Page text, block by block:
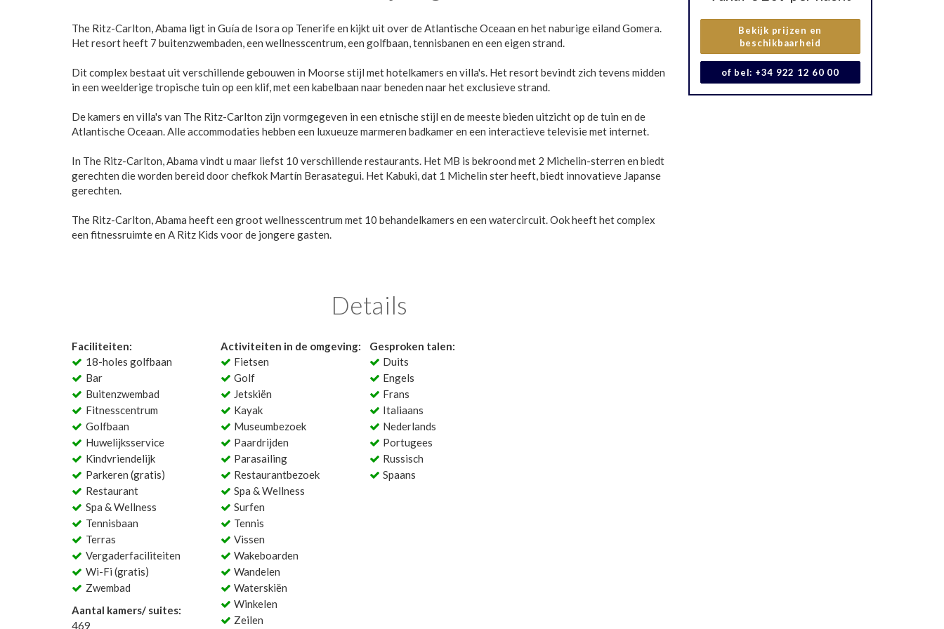
Bekijk prijzen en
beschikbaarheid
of bel: +34 922 12 60 00
The Ritz-Carlton, Abama ligt in Guía de Isora op Tenerife en kijkt uit over de Atlantische Oceaan en het naburige eiland Gomera.
Het resort heeft 7 buitenzwembaden, een wellnesscentrum, een golfbaan, tennisbanen en een eigen strand.
Dit complex bestaat uit verschillende gebouwen in Moorse stijl met hotelkamers en villa's. Het resort bevindt zich tevens midden
in een weelderige tropische tuin op een klif, met een kabelbaan naar beneden naar het exclusieve strand.
De kamers en villa's van The Ritz-Carlton zijn vormgegeven in een etnische stijl en de meeste bieden uitzicht op de tuin en de
Atlantische Oceaan. Alle accommodaties hebben een luxueuze marmeren badkamer en een interactieve televisie met internet.
In The Ritz-Carlton, Abama vindt u maar liefst 10 verschillende restaurants. Het MB is bekroond met 2 Michelin-sterren en biedt
gerechten die worden bereid door chefkok Martín Berasategui. Het Kabuki, dat 1 Michelin ster heeft, biedt innovatieve Japanse
gerechten.
The Ritz-Carlton, Abama heeft een groot wellnesscentrum met 10 behandelkamers en een watercircuit. Ook heeft het complex
een fitnessruimte en A Ritz Kids voor de jongere gasten.
Details
Faciliteiten:
18-holes golfbaan
Bar
Buitenzwembad
Fitnesscentrum
Golfbaan
Huwelijksservice
Kindvriendelijk
Parkeren (gratis)
Restaurant
Spa & Wellness
Tennisbaan
Terras
Vergaderfaciliteiten
Wi-Fi (gratis)
Zwembad
Aantal kamers/ suites:
469
Activiteiten in de omgeving:
Fietsen
Golf
Jetskiën
Kayak
Museumbezoek
Paardrijden
Parasailing
Restaurantbezoek
Spa & Wellness
Surfen
Tennis
Vissen
Wakeboarden
Wandelen
Waterskiën
Winkelen
Zeilen
Gesproken talen:
Duits
Engels
Frans
Italiaans
Nederlands
Portugees
Russisch
Spaans